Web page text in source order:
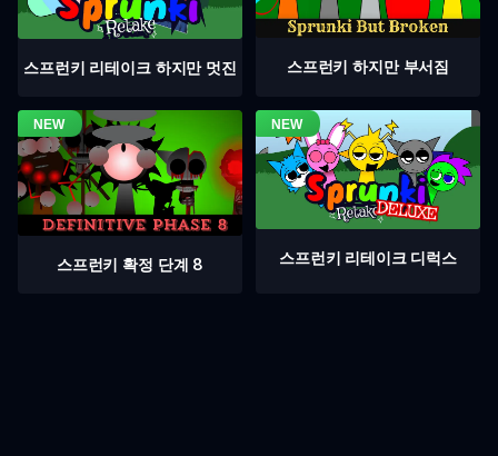
스프런키 리테이크 하지만 멋진 스프런키 하지만 부서짐
스프런키 확정 단계 8 스프런키 리테이크 디럭스